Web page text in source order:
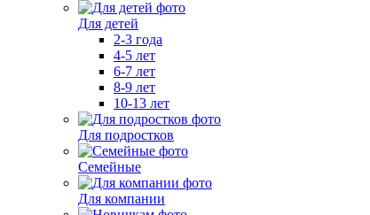
Для детей
2-3 года
4-5 лет
6-7 лет
8-9 лет
10-13 лет
Для подростков
Семейные
Для компании